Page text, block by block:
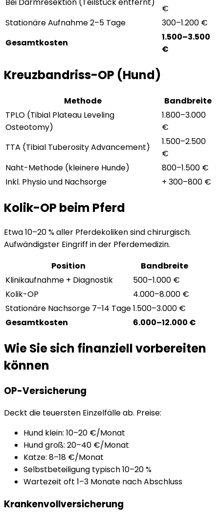
€
Stationäre Aufnahme 2–5 Tage
300–1.200 €
Gesamtkosten
1.500–3.500
€
Kreuzbandriss-OP (Hund)
Methode
Bandbreite
TPLO (Tibial Plateau Leveling
Osteotomy)
1.800–3.000
€
TTA (Tibial Tuberosity Advancement)
1.500–2.500
€
Naht-Methode (kleinere Hunde)
800–1.500 €
Inkl. Physio und Nachsorge
+ 300–800 €
Kolik-OP beim Pferd
Etwa 10–20 % aller Pferdekoliken sind chirurgisch.
Aufwändigster Eingriff in der Pferdemedizin.
Position
Bandbreite
Klinikaufnahme + Diagnostik
500–1.000 €
Kolik-OP
4.000–8.000 €
Stationäre Nachsorge 7–14 Tage1.500–3.000 €
Gesamtkosten
6.000–12.000 €
Wie Sie sich finanziell vorbereiten
können
OP-Versicherung
Deckt die teuersten Einzelfälle ab. Preise:
Hund klein: 10–20 €/Monat
Hund groß: 20–40 €/Monat
Katze: 8–18 €/Monat
Selbstbeteiligung typisch 10–20 %
Wartezeit oft 1–3 Monate nach Abschluss
Krankenvollversicherung